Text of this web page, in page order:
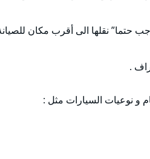
نقلها الى أقرب مكان
.
و نوعيات السيارات مثل :